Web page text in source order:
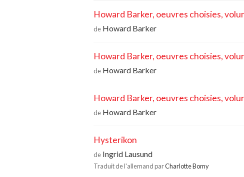
Howard Barker, oeuvres choisies,
de Howard Barker
Howard Barker, oeuvres choisies,
de Howard Barker
Howard Barker, oeuvres choisies,
de Howard Barker
Hysterikon
de Ingrid Lausund
Traduit de l'allemand parCharlotte Bomy